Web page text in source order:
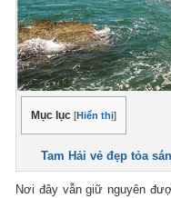
Mục lục [Hiển thị]
Tam Hải vẻ đẹp tỏa
Nơi đây vẫn giữ nguyên